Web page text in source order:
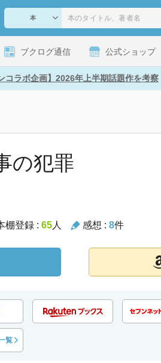
ブクログ通信 公式ショップ
コラボ企画】2026年上半期話題作を考察
の犯罪
棚登録 : 65人 感想 : 8件
覧